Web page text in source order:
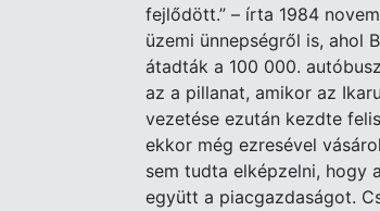
fejlődött.” – írta 1984
üzemi ünnepségről is, ahol
átadták a 100 000.
az a pillanat, amikor az
vezetése ezután kezdte
ekkor még ezresével
sem tudta elképzelni, hogy
együtt a piacgazdaságot.